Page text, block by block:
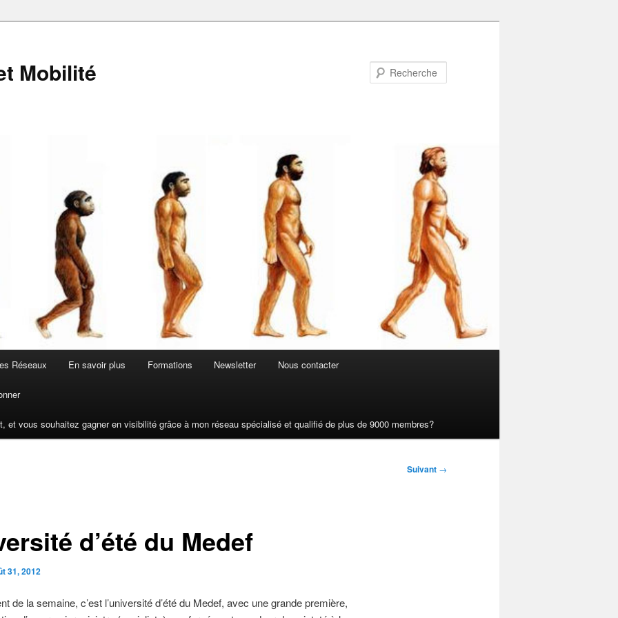
Mobilité
Réseaux En savoir plus Formations Newsletter Nous contacter
et vous souhaitez gagner en visibilité grâce à mon réseau spécialisé et qualifié de plus de 9000 membres?
Suivant →
d’été du Medef
31, 2012
de la semaine, c’est l’université d’été du Medef, avec une grande première,